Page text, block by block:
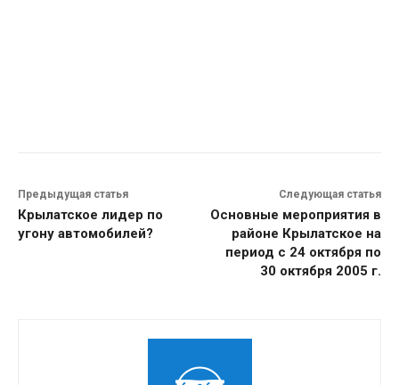
Предыдущая статья
Крылатское лидер по
угону автомобилей?
Следующая статья
Основные мероприятия в
районе Крылатское на
период с 24 октября по
30 октября 2005 г.